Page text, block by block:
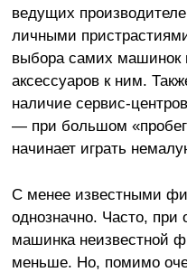
ведущих
личными
выбора самих машинок
аксессуаров к ним.
наличие сервис-
— при большом
начинает играть
С менее известными
однозначно. Часто,
машинка неизвестной
меньше. Но, помимо